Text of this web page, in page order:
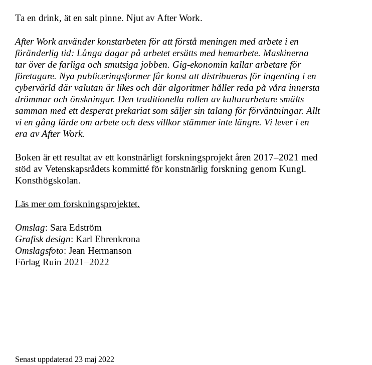
Ta en drink, ät en salt pinne. Njut av After Work.
After Work använder konstarbeten för att förstå meningen med arbete i en
föränderlig tid: Långa dagar på arbetet ersätts med hemarbete. Maskinerna
tar över de farliga och smutsiga jobben. Gig-ekonomin kallar arbetare för
företagare. Nya publiceringsformer får konst att distribueras för ingenting i en
cybervärld där valutan är likes och där algoritmer håller reda på våra innersta
drömmar och önskningar. Den traditionella rollen av kulturarbetare smälts
samman med ett desperat prekariat som säljer sin talang för förväntningar. Allt
vi en gång lärde om arbete och dess villkor stämmer inte längre. Vi lever i en
era av After Work.
Boken är ett resultat av ett konstnärligt forskningsprojekt åren 2017–2021 med
stöd av Vetenskapsrådets kommitté för konstnärlig forskning genom Kungl.
Konsthögskolan.
Läs mer om forskningsprojektet.
Omslag: Sara Edström
Grafisk design: Karl Ehrenkrona
Omslagsfoto: Jean Hermanson
Förlag Ruin 2021–2022
Senast uppdaterad 23 maj 2022